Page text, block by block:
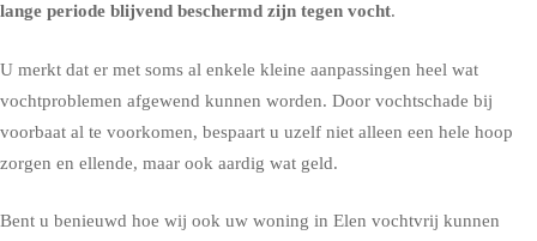
lange periode blijvend beschermd zijn tegen vocht.
U merkt dat er met soms al enkele kleine aanpassingen heel wat
vochtproblemen afgewend kunnen worden. Door vochtschade bij
voorbaat al te voorkomen, bespaart u uzelf niet alleen een hele hoop
zorgen en ellende, maar ook aardig wat geld.
Bent u benieuwd hoe wij ook uw woning in Elen vochtvrij kunnen